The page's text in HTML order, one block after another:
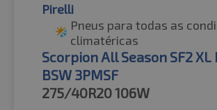
Pirelli
Pneus para todas as
climatéricas
Scorpion All Season SF2 XL
BSW 3PMSF
275/40R20106W